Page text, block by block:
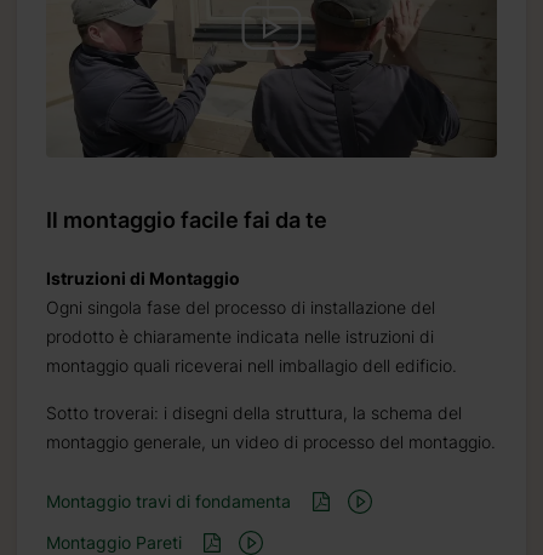
Il montaggio facile fai da te
Istruzioni di Montaggio
Ogni singola fase del processo di installazione del
prodotto è chiaramente indicata nelle istruzioni di
montaggio quali riceverai nell imballagio dell edificio.
Sotto troverai: i disegni della struttura, la schema del
montaggio generale, un video di processo del montaggio.
Montaggio travi di fondamenta
Montaggio Pareti